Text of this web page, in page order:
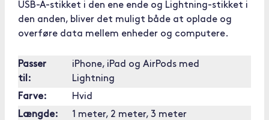
USB-A-stikket i den ene ende og Lightning-stikket i
den anden, bliver det muligt både at oplade og
overføre data mellem enheder og computere.
Passer
til:
iPhone, iPad og AirPods med
Lightning
Farve:
Hvid
Længde:
1 meter, 2 meter, 3 meter